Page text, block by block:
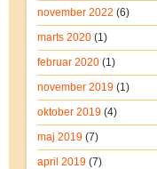
november 2022 (6)
marts 2020 (1)
februar 2020 (1)
november 2019 (1)
oktober 2019 (4)
maj 2019 (7)
april 2019 (7)